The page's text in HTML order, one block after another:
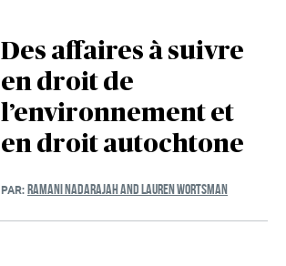
Des affaires à suivre
en droit de
l’environnement et
en droit autochtone
PAR: RAMANI NADARAJAH AND LAUREN WORTSMAN